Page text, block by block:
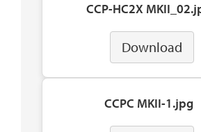
CCP-HC2X
Download
CCPC MKII-1.jpg